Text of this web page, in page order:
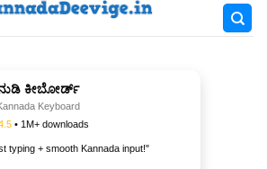
ಕೀಬೋರ್ಡ್
Keyboard
• 1M+ downloads
typing + smooth Kannada input!"